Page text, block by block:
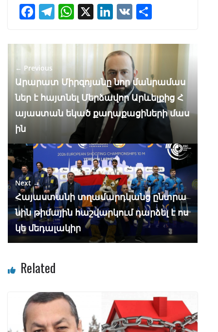
F
e
b
o
o
k
T
e
gr
a
m
W
at
s
A
p
p
X Li
k
e
dI
n
V
ar
e
← Previous
Արարատ Միրզոյանը նոր մանրամաս
ներ է հայտնել Մերձավոր Արևելքից Հ
այաստան եկած քաղաքացիների մաս
ին
Next →
Հայաստանի տղամարդկանց ընտրա
նին թիմային հաշվարկում դարձել է ոս
կե մեդալակիր
Related